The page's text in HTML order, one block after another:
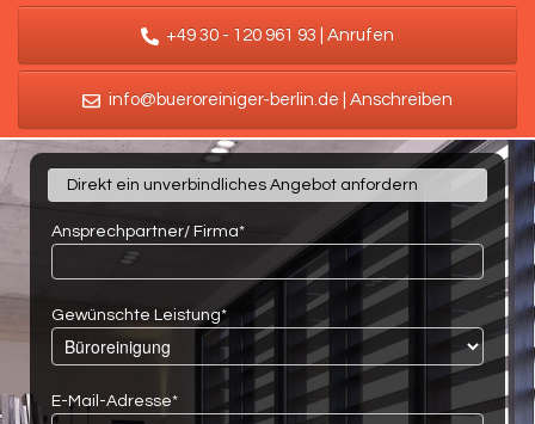
+49 30 - 120 961 93 | Anrufen
info@bueroreiniger-berlin.de | Anschreiben
Direkt ein unverbindliches Angebot anfordern
Ansprechpartner/ Firma*
Gewünschte Leistung*
E-Mail-Adresse*